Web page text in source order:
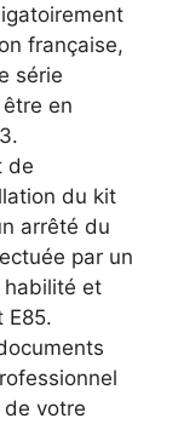
française,
série
en
de
du kit
arrêté du
par un
habilité et
E85.
votre